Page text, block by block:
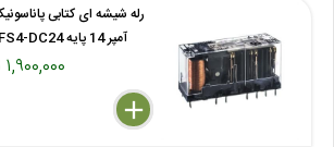
آمپر 14 پایه PANASONIC SFS4-DC24
۱,۹۰۰,۰۰۰ تومان
delete
remove
add